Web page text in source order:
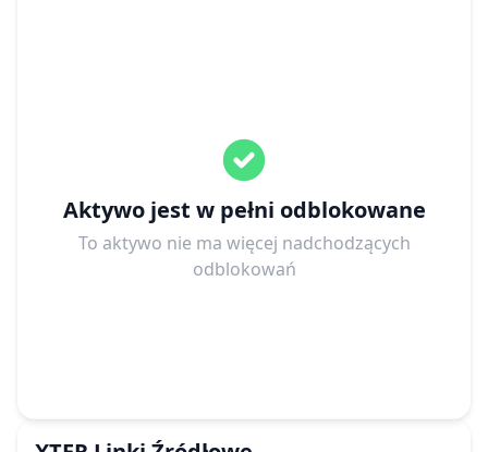
Aktywo jest w pełni odblokowane
To aktywo nie ma więcej nadchodzących
odblokowań